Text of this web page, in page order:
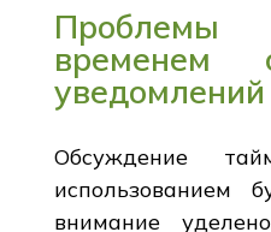
Проблемы
временем
уведомлений
Обсуждение
использованием
внимание